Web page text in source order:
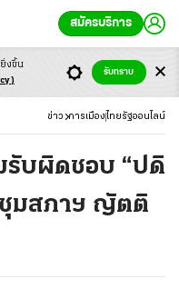
สมัครบริการ
ข่าว การเมือง ไทยรัฐออนไลน์
รับผิดชอบ “ปดิ
ชุมสภาฯ ญัตติ
งขึ้น
รับทราบ